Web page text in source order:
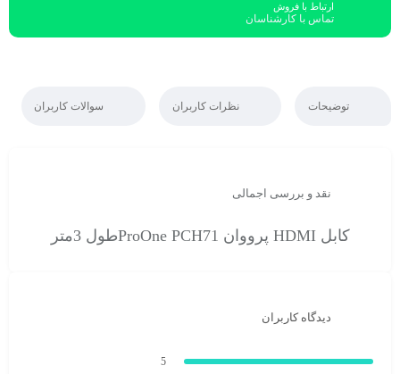
ارتباط با فروش
تماس با کارشناسان
توضیحات نظرات کاربران سوالات کاربران
نقد و بررسی اجمالی
کابل HDMI پرووان ProOne PCH71طول 3متر
دیدگاه کاربران
5